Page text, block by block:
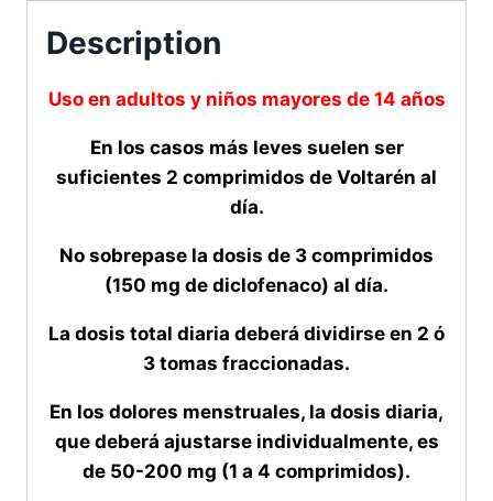
Description
Uso en adultos y niños mayores de 14 años
En los casos más leves suelen ser
suficientes 2 comprimidos de Voltarén al
día.
No sobrepase la dosis de 3 comprimidos
(150 mg de diclofenaco) al día.
La dosis total diaria deberá dividirse en 2 ó
3 tomas fraccionadas.
En los dolores menstruales, la dosis diaria,
que deberá ajustarse individualmente, es
de 50-200 mg (1 a 4 comprimidos).